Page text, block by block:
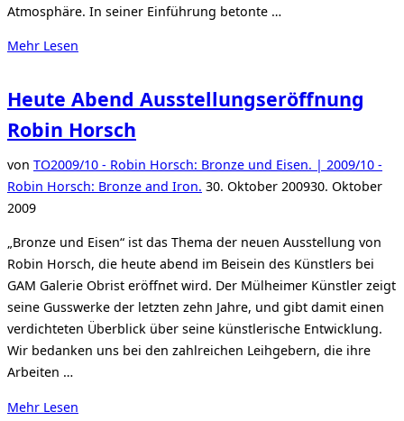
Atmosphäre. In seiner Einführung betonte …
Mehr über
ganz
anderem
Lesen
Heute Abend Ausstellungseröffnung
Robin Horsch
von TO2009/10 - Robin Horsch: Bronze und Eisen. | 2009/10 -
Robin Horsch: Bronze and Iron. Veröffentlicht
30. Oktober 200930. Oktober
2009
„Bronze und Eisen“ ist das Thema der neuen Ausstellung von
Robin Horsch, die heute abend im Beisein des Künstlers bei
GAM Galerie Obrist eröffnet wird. Der Mülheimer Künstler zeigt
seine Gusswerke der letzten zehn Jahre, und gibt damit einen
verdichteten Überblick über seine künstlerische Entwicklung.
Wir bedanken uns bei den zahlreichen Leihgebern, die ihre
Arbeiten …
Mehr über
Lesen